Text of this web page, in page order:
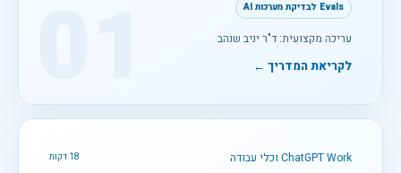
Evals לבדיקת מערכות AI
עריכה מקצועית: ד"ר יניב שנהב
לקריאת המדריך ←
ChatGPT Work וכלי עבודה 18 דקות